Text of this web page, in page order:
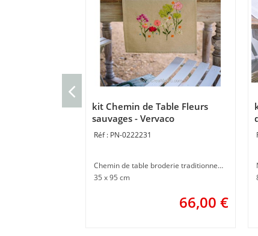
kit Chemin de Table Fleurs
sauvages - Vervaco
PN-0222231
Chemin de table broderie traditionnelle
35 x 95 cm
66,00 €